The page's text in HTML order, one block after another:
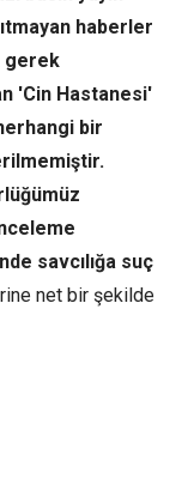
haberler
gerek
'Cin Hastanesi'
bir
savcılığa suç
net bir şekilde